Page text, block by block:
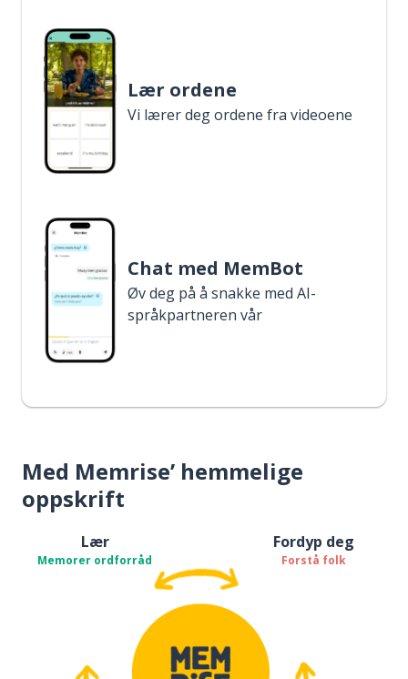
Lær ordene
Vi lærer deg ordene fra videoene
Chat med MemBot
Øv deg på å snakke med AI-
språkpartneren vår
Med Memrise’ hemmelige
oppskrift
Lær
Memorer ordforråd
Fordyp deg
Forstå folk